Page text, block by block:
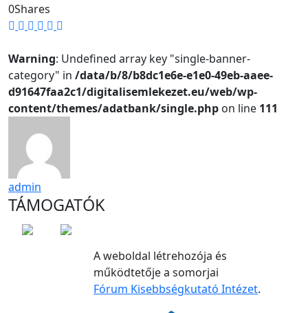
0Shares
Warning: Undefined array key "single-banner-
category" in /data/b/8/b8dc1e6e-e1e0-49eb-aaee-
d91647faa2c1/digitalisemlekezet.eu/web/wp-
content/themes/adatbank/single.php on line 111
admin
TÁMOGATÓK
A weboldal létrehozója és
működtetője a somorjai
Fórum Kisebbségkutató Intézet.